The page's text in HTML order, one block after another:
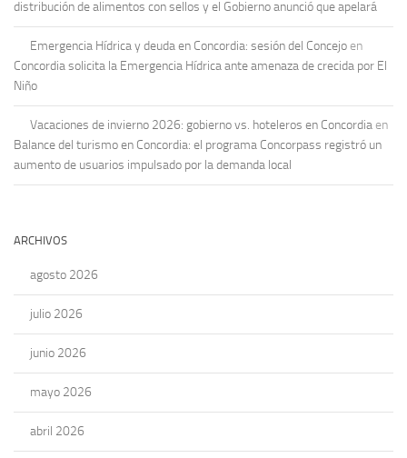
distribución de alimentos con sellos y el Gobierno anunció que apelará
Emergencia Hídrica y deuda en Concordia: sesión del Concejo en
Concordia solicita la Emergencia Hídrica ante amenaza de crecida por El
Niño
Vacaciones de invierno 2026: gobierno vs. hoteleros en Concordia en
Balance del turismo en Concordia: el programa Concorpass registró un
aumento de usuarios impulsado por la demanda local
ARCHIVOS
agosto 2026
julio 2026
junio 2026
mayo 2026
abril 2026